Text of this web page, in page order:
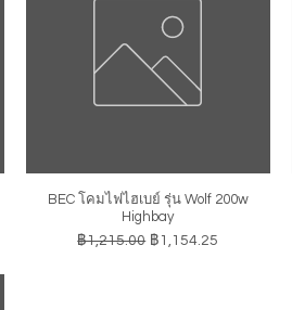
ดูข้อมูลด่วน
BEC โคมไฟไฮเบย์ รุ่น Wolf 200w
Highbay
ราคาปกติ
฿1,215.00 ราคาขายลด
฿1,154.25